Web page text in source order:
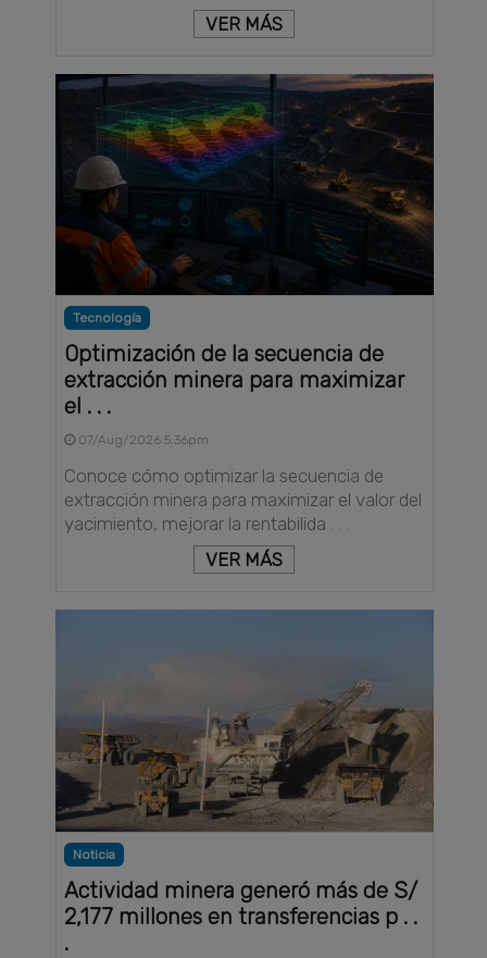
VER MÁS
Tecnología
Optimización de la secuencia de
extracción minera para maximizar
el . . .
07/Aug/2026 5:36pm
Conoce cómo optimizar la secuencia de
extracción minera para maximizar el valor del
yacimiento, mejorar la rentabilida . . .
VER MÁS
Noticia
Actividad minera generó más de S/
2,177 millones en transferencias p . .
.